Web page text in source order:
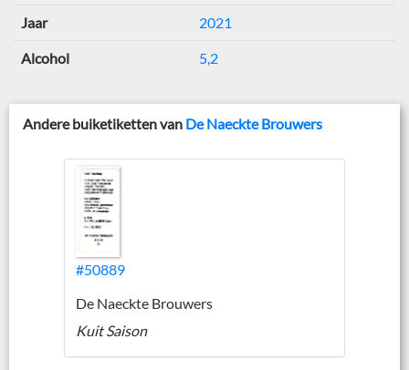
Jaar 2021
Alcohol 5,2
Andere buiketiketten van De Naeckte Brouwers
#50889
De Naeckte Brouwers
Kuit Saison